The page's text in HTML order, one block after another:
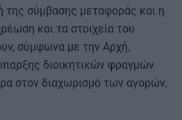
της σύμβασης μεταφοράς και η
και τα στοιχεία του
σύμφωνα με την Αρχή,
διοικητικών φραγμών
στον διαχωρισμό των αγορών.